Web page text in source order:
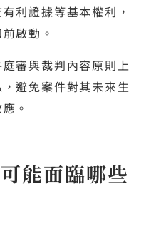
利證據等基本權利，
啟動。
庭審與裁判內容原則上
避免案件對其未來生
。
能面臨哪些